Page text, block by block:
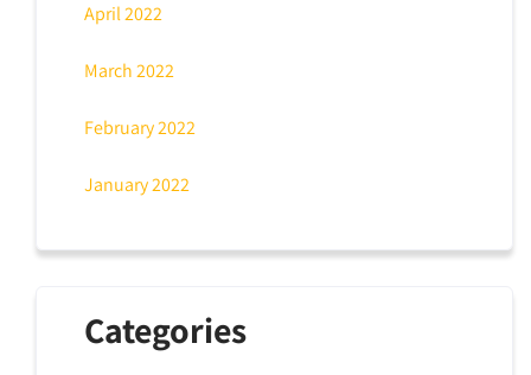
April 2022
March 2022
February 2022
January 2022
Categories